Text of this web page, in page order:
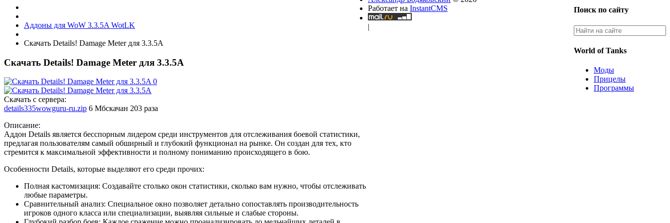
Аддоны для WoW 3.3.5A WotLK
Скачать Details! Damage Meter для 3.3.5A
Скачать Details! Damage Meter для 3.3.5A
Скачать с сервера:
details335wowguru-ru.zip 6 Мбскачан 203 раза
Описание:
Аддон Details является бесспорным лидером среди инструментов для отслеживания боевой статистики,
предлагая пользователям самый обширный и глубокий функционал на рынке. Он создан для тех, кто
стремится к максимальной эффективности и полному пониманию происходящего в бою.
Особенности Details, которые выделяют его среди прочих:
Полная кастомизация: Создавайте столько окон статистики, сколько вам нужно, чтобы отслеживать
любые параметры.
Сравнительный анализ: Специальное окно позволяет детально сопоставлять производительность
игроков одного класса или специализации, выявляя сильные и слабые стороны.
Поиск по сайту
World of Tanks
Моды
Прицелы
Программы
Работает на InstantCMS
|